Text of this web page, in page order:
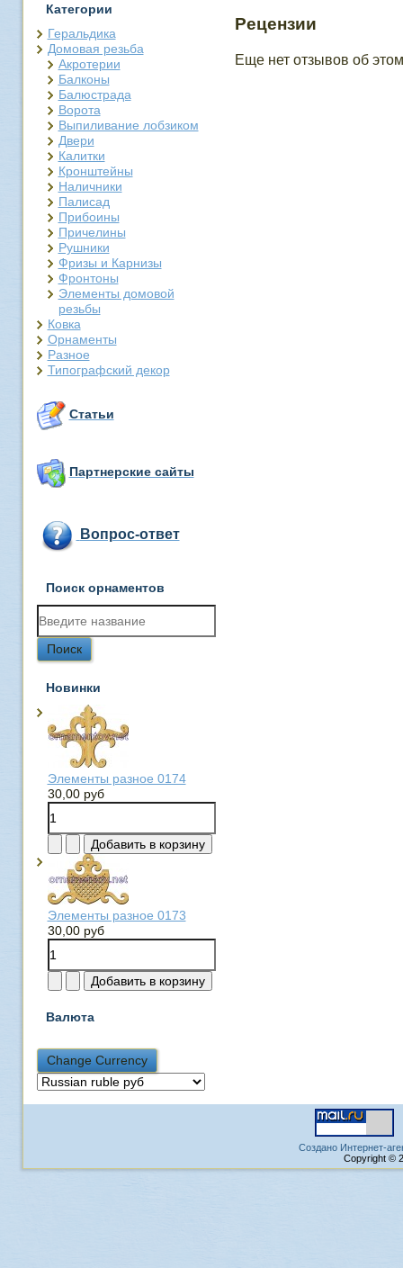
Категории
Геральдика
Домовая резьба
Акротерии
Балконы
Балюстрада
Ворота
Выпиливание лобзиком
Двери
Калитки
Кронштейны
Наличники
Палисад
Прибоины
Причелины
Рушники
Фризы и Карнизы
Фронтоны
Элементы домовой
резьбы
Ковка
Орнаменты
Разное
Типографский декор
Статьи
Партнерские сайты
Вопрос-ответ
Поиск орнаментов
Новинки
Элементы разное 0174
30,00 руб
Элементы разное 0173
30,00 руб
Валюта
Рецензии
Еще нет отзывов об
Создано Интернет-
Copyright ©